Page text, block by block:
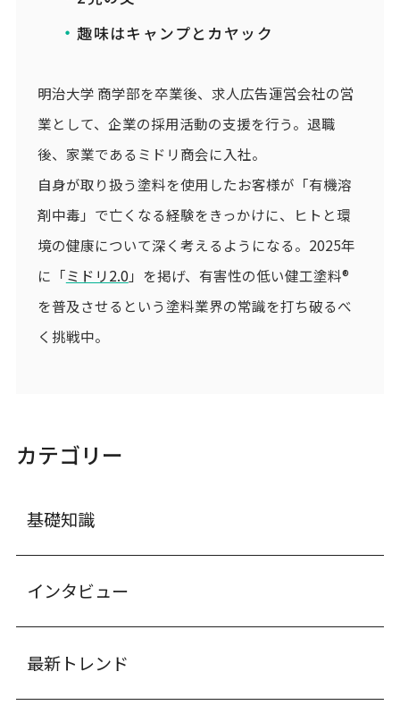
趣味はキャンプとカヤック
明治大学 商学部を卒業後、求人広告運営会社の営
業として、企業の採用活動の支援を行う。退職
後、家業であるミドリ商会に入社。
自身が取り扱う塗料を使用したお客様が「有機溶
剤中毒」で亡くなる経験をきっかけに、ヒトと環
境の健康について深く考えるようになる。2025年
に「ミドリ2.0 」を掲げ、有害性の低い健工塗料®
を普及させるという塗料業界の常識を打ち破るべ
く挑戦中。
カテゴリー
基礎知識
インタビュー
最新トレンド